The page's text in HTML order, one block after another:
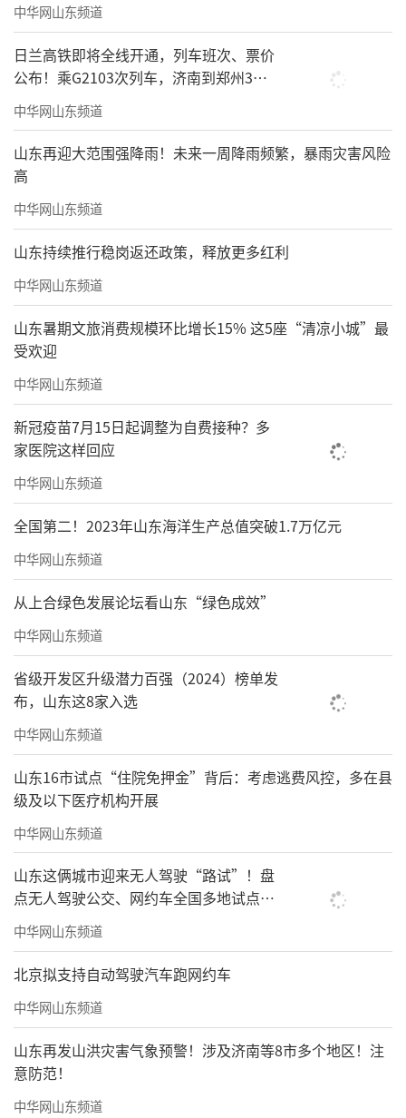
中华网山东频道
日兰高铁即将全线开通，列车班次、票价
公布！乘G2103次列车，济南到郑州3小
时到达
中华网山东频道
山东再迎大范围强降雨！未来一周降雨频繁，暴雨灾害风险
高
中华网山东频道
山东持续推行稳岗返还政策，释放更多红利
中华网山东频道
山东暑期文旅消费规模环比增长15% 这5座“清凉小城”最
受欢迎
中华网山东频道
新冠疫苗7月15日起调整为自费接种？多
家医院这样回应
中华网山东频道
全国第二！2023年山东海洋生产总值突破1.7万亿元
中华网山东频道
从上合绿色发展论坛看山东“绿色成效”
中华网山东频道
省级开发区升级潜力百强（2024）榜单发
布，山东这8家入选
中华网山东频道
山东16市试点“住院免押金”背后：考虑逃费风控，多在县
级及以下医疗机构开展
中华网山东频道
山东这俩城市迎来无人驾驶“路试”！盘
点无人驾驶公交、网约车全国多地试点之
路
中华网山东频道
北京拟支持自动驾驶汽车跑网约车
中华网山东频道
山东再发山洪灾害气象预警！涉及济南等8市多个地区！注
意防范！
中华网山东频道